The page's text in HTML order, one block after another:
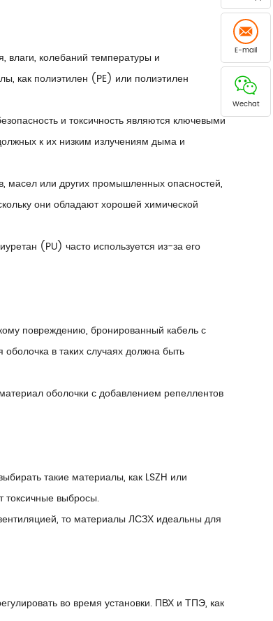
влаги, колебаний температуры и
как полиэтилен (PE) или полиэтилен
и токсичность являются ключевыми
к их низким излучениям дыма и
масел или других промышленных опасностей,
они обладают хорошей химической
(PU) часто используется из-за его
повреждению, бронированный кабель с
в таких случаях должна быть
оболочки с добавлением репеллентов
такие материалы, как LSZH или
токсичные выбросы.
то материалы ЛСЗХ идеальны для
во время установки. ПВХ и ТПЭ, как
E-mail
Wechat